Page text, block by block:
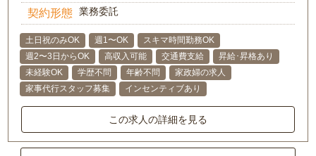
契約形態 業務委託
土日祝のみOK 週1〜OK
スキマ時間勤務OK
週2〜3日からOK
高収入可能 交通費支給
昇給･昇格あり
未経験OK
学歴不問 年齢不問
家政婦の求人
家事代行スタッフ募集
インセンティブあり
この求人の詳細を見る